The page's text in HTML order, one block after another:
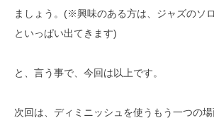
ましょう。(※興味のある方は、ジャズのソ
といっぱい出てきます)
と、言う事で、今回は以上です。
次回は、ディミニッシュを使うもう一つの